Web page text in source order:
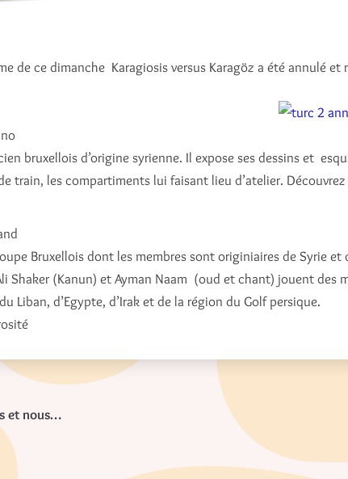
de ce dimanche Karagiosis versus Karagöz a été annulé et
bruxellois d’origine syrienne. Il expose ses dessins et
train, les compartiments lui faisant lieu d’atelier.
Bruxellois dont les membres sont originiaires de Syrie et
Shaker (Kanun)​ et Ayman Naam (oud et chant) jouent des
Liban, d’Egypte, d’Irak et de la région du Golf persique.
et nous…